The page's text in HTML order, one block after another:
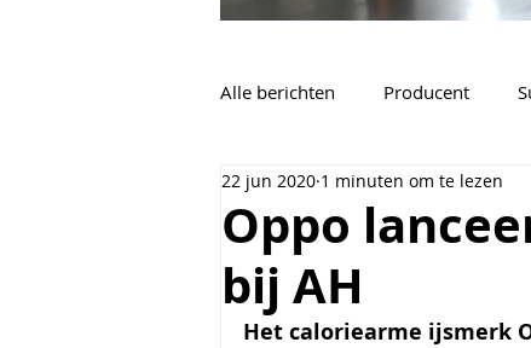
Alle berichten Producent
Vacatures Algemeen
Oppo
bij AH
22 jun 2020 1 minuten om te lezen
Het caloriearme ijsmerk